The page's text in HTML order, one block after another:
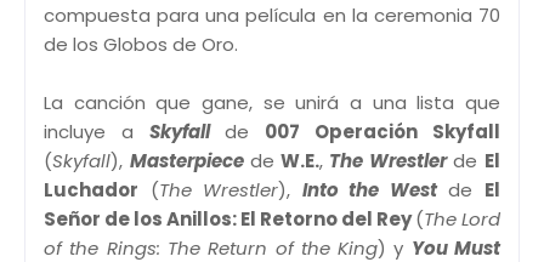
compuesta para una película en la ceremonia 70
de los Globos de Oro.
La canción que gane, se unirá a una lista que
incluye a Skyfall de 007 Operación Skyfall
(Skyfall), Masterpiecede W.E., The Wrestlerde El
Luchador (The Wrestler), Into the Westde El
Señor de los Anillos: El Retorno del Rey(The Lord
of the Rings: The Return of the King) y You Must